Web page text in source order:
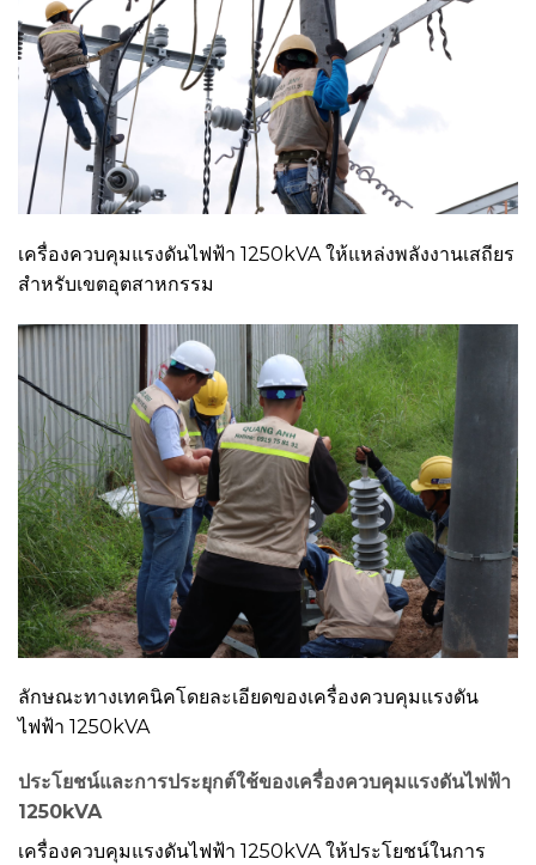
เครื่องควบคุมแรงดันไฟฟ้า 1250kVA ให้แหล่งพลังงานเสถียร
สำหรับเขตอุตสาหกรรม
ลักษณะทางเทคนิคโดยละเอียดของเครื่องควบคุมแรงดัน
ไฟฟ้า 1250kVA
ประโยชน์และการประยุกต์ใช้ของเครื่องควบคุมแรงดันไฟฟ้า
1250kVA
เครื่องควบคุมแรงดันไฟฟ้า 1250kVA ให้ประโยชน์ในการ